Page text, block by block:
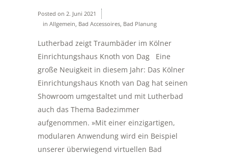
Posted on 2. Juni 2021
in Allgemein, Bad Accessoires, Bad Planung
Lutherbad zeigt Traumbäder im Kölner
Einrichtungshaus Knoth von Dag Eine
große Neuigkeit in diesem Jahr: Das Kölner
Einrichtungshaus Knoth van Dag hat seinen
Showroom umgestaltet und mit Lutherbad
auch das Thema Badezimmer
aufgenommen. »Mit einer einzigartigen,
modularen Anwendung wird ein Beispiel
unserer überwiegend virtuellen Bad